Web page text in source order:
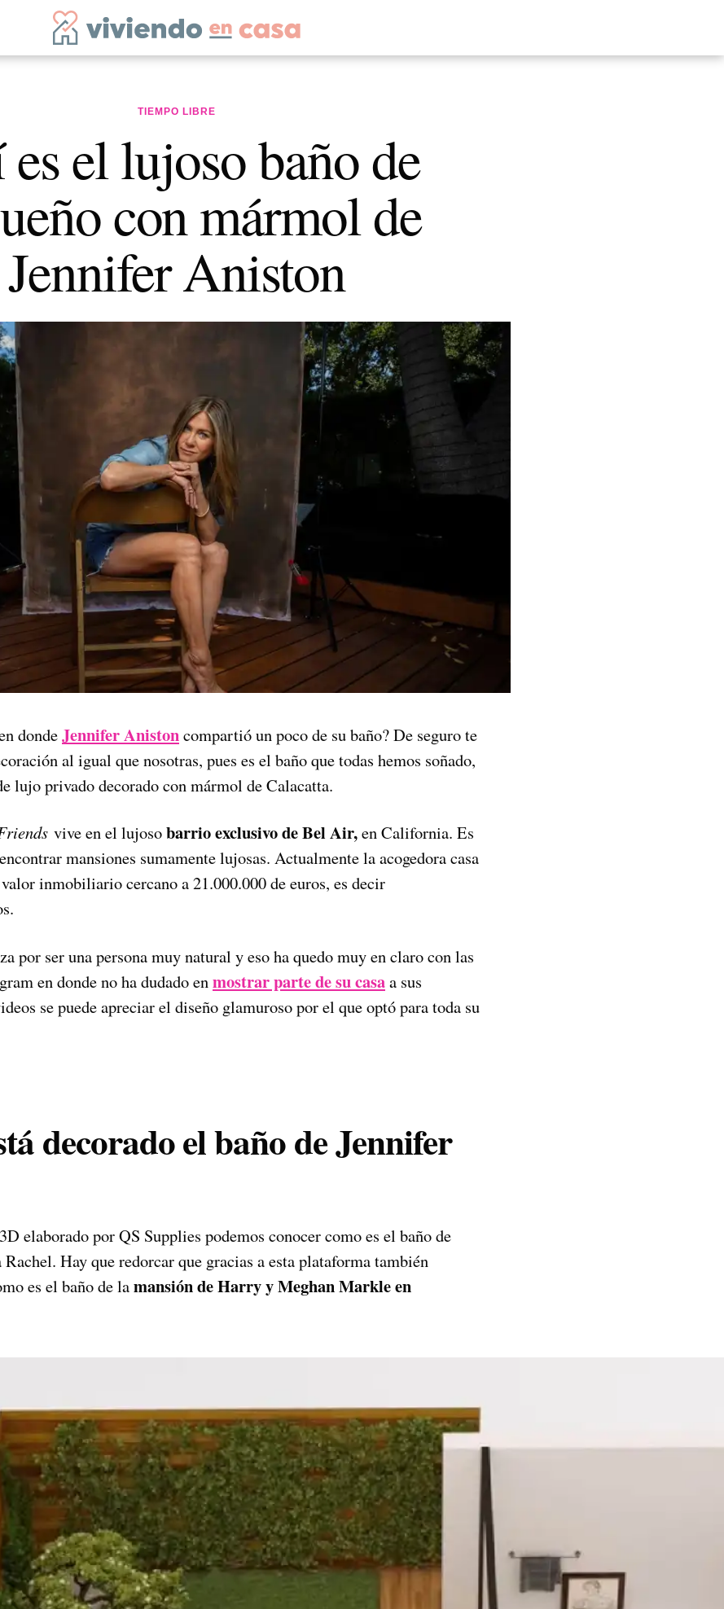
TIEMPO LIBRE
el lujoso baño de
con mármol de
Jennifer Aniston
dondeJennifer Anistoncompartió un poco de su baño? De seguro te
al igual que nosotras, pues es el baño que todas hemos soñado,
lujo privado decorado con mármol de Calacatta.
vive en el lujosobarrio exclusivo de Bel Air,en California. Es
mansiones sumamente lujosas. Actualmente la acogedora casa
inmobiliario cercano a 21.000.000 de euros, es decir
por ser una persona muy natural y eso ha quedo muy en claro con las
en donde no ha dudado enmostrar parte de su casaa sus
se puede apreciar el diseño glamuroso por el que optó para toda su
decorado el baño de Jennifer
elaborado por QS Supplies podemos conocer como es el baño de
Rachel. Hay que redorcar que gracias a esta plataforma también
es el baño de lamansión de Harry y Meghan Markle en